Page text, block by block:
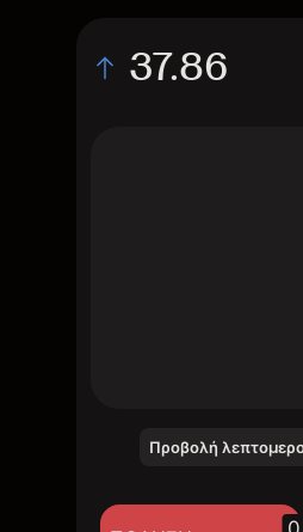
37.86
Προβολή